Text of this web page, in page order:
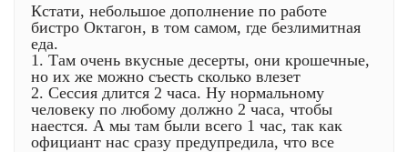
Кстати, небольшое дополнение по работе
бистро Октагон, в том самом, где безлимитная
еда.
1. Там очень вкусные десерты, они крошечные,
но их же можно съесть сколько влезет
2. Сессия длится 2 часа. Ну нормальному
человеку по любому должно 2 часа, чтобы
наестся. А мы там были всего 1 час, так как
официант нас сразу предупредила, что все